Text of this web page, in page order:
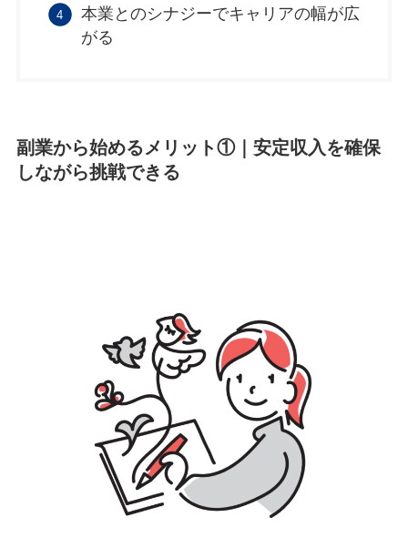
本業とのシナジーでキャリアの幅が広
がる
副業から始めるメリット①｜ 安定収入を確保
しながら挑戦できる